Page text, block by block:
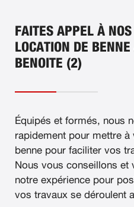
FAITES APPEL À
LOCATION DE
BENOITE (2)
Équipés et formés, nous
rapidement pour mettre
benne pour faciliter vos
Nous vous conseillons et
notre expérience pour
vos travaux se déroulent